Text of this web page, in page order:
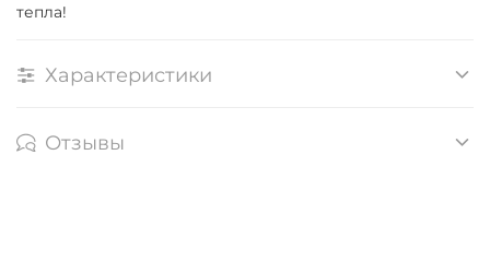
тепла!
Характеристики
Отзывы